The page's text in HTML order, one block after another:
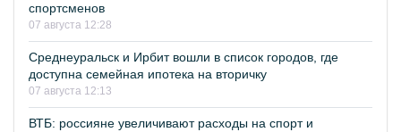
спортсменов
07 августа 12:28
Среднеуральск и Ирбит вошли в список городов, где
доступна семейная ипотека на вторичку
07 августа 12:13
ВТБ: россияне увеличивают расходы на спорт и